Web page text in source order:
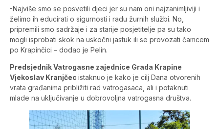
-Najviše smo se posvetili djeci jer su nam oni najzanimljiviji i
želimo ih educirati o sigurnosti i radu žurnih službi. No,
pripremili smo sadržaje i za starije posjetitelje pa su tako
mogli isprobati skok na uskočni jastuk ili se provozati čamcem
po Krapinčici – dodao je Pelin.
Predsjednik Vatrogasne zajednice Grada Krapine
Vjekoslav Kranjčec istaknuo je kako je cilj Dana otvorenih
vrata građanima približiti rad vatrogasaca, ali i potaknuti
mlade na uključivanje u dobrovoljna vatrogasna društva.